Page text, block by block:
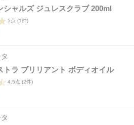
シャルズ ジュレスクラブ 200ml
5点 (1件)
トラ ブリリアント ボディオイル
4.5点 (2件)